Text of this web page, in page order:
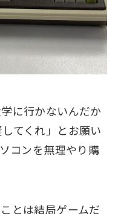
に行かないんだか
てくれ」とお願い
コンを無理やり購
とは結局ゲームだ